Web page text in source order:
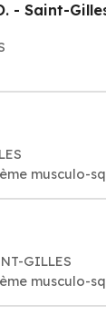
- Saint-
musculo-
GILLES
musculo-